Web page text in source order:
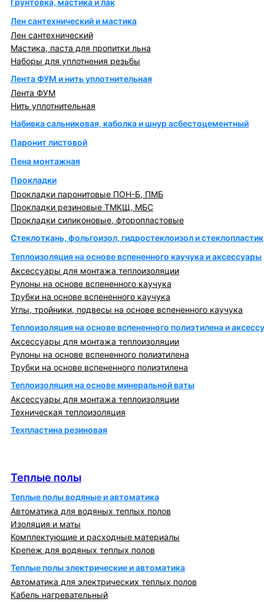
Грунтовка, мастика и лак
Лен сантехнический и мастика
Лен сантехнический
Мастика, паста для пропитки льна
Наборы для уплотнения резьбы
Лента ФУМ и нить уплотнительная
Лента ФУМ
Нить уплотнительная
Набивка сальниковая, каболка и шнур асбестоцементный
Паронит листовой
Пена монтажная
Прокладки
Прокладки паронитовые ПОН-Б, ПМБ
Прокладки резиновые ТМКЩ, МБС
Прокладки силиконовые, фторопластовые
Стеклоткань, фольгоизол, гидростеклоизол и стеклопластик
Теплоизоляция на основе вспененного каучука и аксессуары
Аксессуары для монтажа теплоизоляции
Рулоны на основе вспененного каучука
Трубки на основе вспененного каучука
Углы, тройники, подвесы на основе вспененного каучука
Теплоизоляция на основе вспененного полиэтилена и
Аксессуары для монтажа теплоизоляции
Рулоны на основе вспененного полиэтилена
Трубки на основе вспененного полиэтилена
Теплоизоляция на основе минеральной ваты
Аксессуары для монтажа теплоизоляции
Техническая теплоизоляция
Техпластина резиновая
Теплые полы
Теплые полы водяные и автоматика
Автоматика для водяных теплых полов
Изоляция и маты
Комплектующие и расходные материалы
Крепеж для водяных теплых полов
Теплые полы электрические и автоматика
Автоматика для электрических теплых полов
Кабель нагревательный